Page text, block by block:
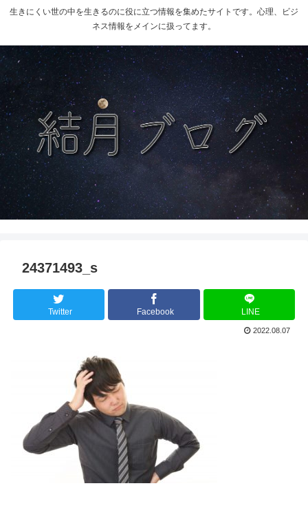
生きにくい世の中を生きるのに役に立つ情報を集めたサイトです。心理、ビジ
ネス情報をメインに扱ってます。
24371493_s
Twitter Facebook LINE
2022.08.07